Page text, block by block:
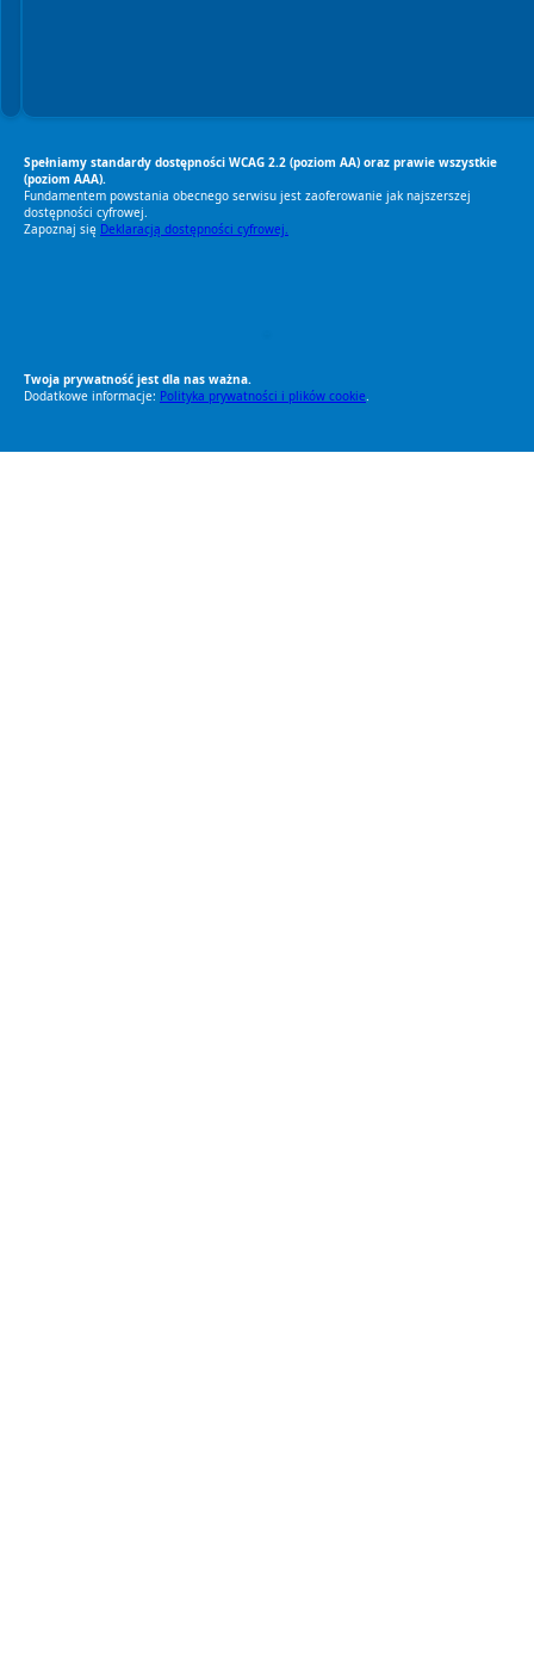
Spełniamy standardy dostępności WCAG 2.2 (poziom AA) oraz prawie wszystkie
(poziom AAA).
Fundamentem powstania obecnego serwisu jest zaoferowanie jak najszerszej
dostępności cyfrowej.
Zapoznaj się Deklaracją dostępności cyfrowej.
Twoja prywatność jest dla nas ważna.
Dodatkowe informacje: Polityka prywatności i plików cookie